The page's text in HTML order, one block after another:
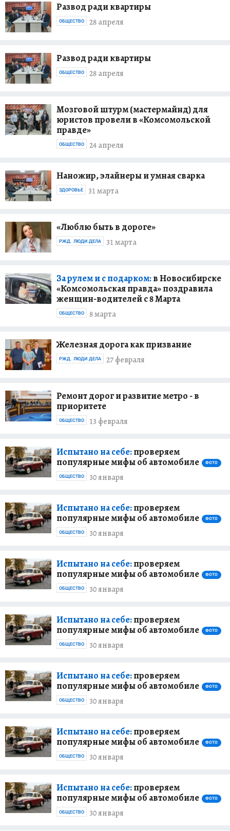
Развод ради квартиры
28 апреля
ОБЩЕСТВО
Развод ради квартиры
28 апреля
ОБЩЕСТВО
Мозговой штурм (мастермайнд) для
юристов провели в «Комсомольской
правде»
24 апреля
ОБЩЕСТВО
Наножир, элайнеры и умная сварка
31 марта
ЗДОРОВЬЕ
«Люблю быть в дороге»
31 марта
РЖД. ЛЮДИ ДЕЛА
За рулем и с подарком:в Новосибирске
«Комсомольская правда» поздравила
женщин-водителей с 8 Марта
8 марта
ОБЩЕСТВО
Железная дорога как призвание
27 февраля
РЖД. ЛЮДИ ДЕЛА
Ремонт дорог и развитие метро - в
приоритете
13 февраля
ОБЩЕСТВО
Испытано на себе:проверяем
популярные мифы об автомобиле
ФОТО
30 января
ОБЩЕСТВО
Испытано на себе:проверяем
популярные мифы об автомобиле
ФОТО
30 января
ОБЩЕСТВО
Испытано на себе:проверяем
популярные мифы об автомобиле
ФОТО
30 января
ОБЩЕСТВО
Испытано на себе:проверяем
популярные мифы об автомобиле
ФОТО
30 января
ОБЩЕСТВО
Испытано на себе:проверяем
популярные мифы об автомобиле
ФОТО
30 января
ОБЩЕСТВО
Испытано на себе:проверяем
популярные мифы об автомобиле
ФОТО
30 января
ОБЩЕСТВО
Испытано на себе:проверяем
популярные мифы об автомобиле
ФОТО
30 января
ОБЩЕСТВО